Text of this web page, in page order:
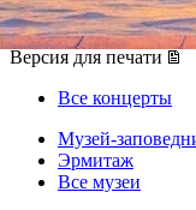
10 сентября 2014,
Версия для печати
Все концерты
Музей-
Эрмитаж
Все музеи